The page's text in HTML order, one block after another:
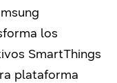
los
SmartThings
plataforma